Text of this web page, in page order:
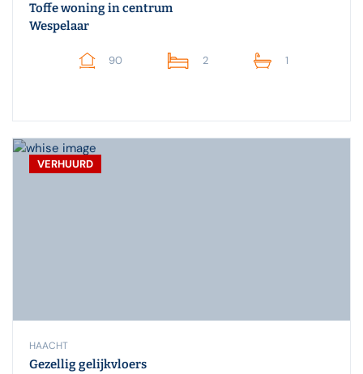
Toffe woning in centrum
Wespelaar
90 2 1
VERHUURD
HAACHT
Gezellig gelijkvloers